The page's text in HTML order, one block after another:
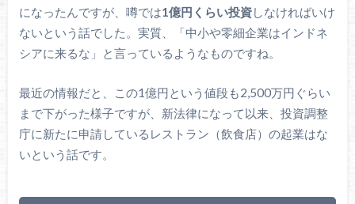
になったんですが、噂では1億円くらい投資しなければいけ
ないという話でした。実質、「中小や零細企業はインドネ
シアに来るな」と言っているようなものですね。
最近の情報だと、この1億円という値段も2,500万円ぐらい
まで下がった様子ですが、新法律になって以来、投資調整
庁に新たに申請しているレストラン（飲食店）の起業はな
いという話です。